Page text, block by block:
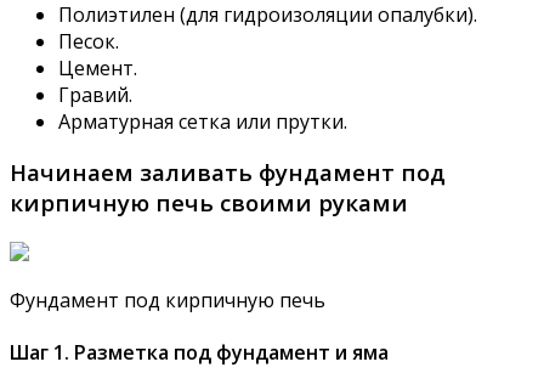
Полиэтилен (для гидроизоляции опалубки).
Песок.
Цемент.
Гравий.
Арматурная сетка или прутки.
Начинаем заливать фундамент под
кирпичную печь своими руками
Фундамент под кирпичную печь
Шаг 1. Разметка под фундамент и яма